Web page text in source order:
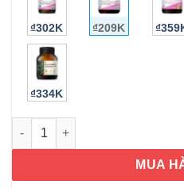
₫302K ₫209K
₫334K
Viên uống bổ sung Axit Folic
MUA